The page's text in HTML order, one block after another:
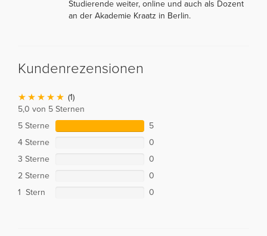
Studierende weiter, online und auch als Dozent
an der Akademie Kraatz in Berlin.
Kundenrezensionen
(1)
5,0 von 5 Sternen
5 Sterne
5
4 Sterne
0
3 Sterne
0
2 Sterne
0
1 Stern
0